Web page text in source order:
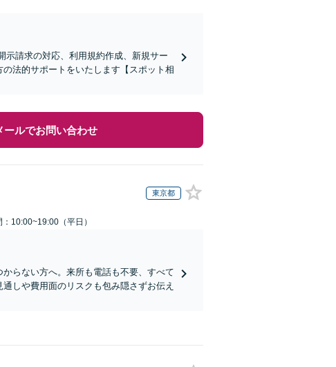
示請求の対応、利用規約作成、新規サー
法的サポートをいたします【スポット相
ールでお問い合わせ
東京都
10:00~19:00（平日）
らない方へ。来所も電話も不要、すべて
しや費用面のリスクも包み隠さずお伝え